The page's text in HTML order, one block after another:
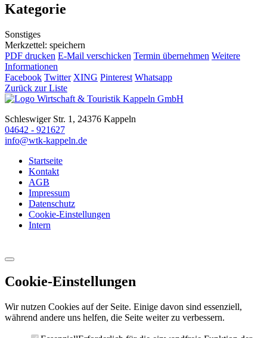
Kategorie
Sonstiges
Merkzettel: speichern
PDF drucken E-Mail verschicken Termin übernehmen Weitere
Informationen
Facebook Twitter XING Pinterest Whatsapp
Zurück zur Liste
Schleswiger Str. 1, 24376 Kappeln
04642 - 921627
info@wtk-kappeln.de
Startseite
Kontakt
AGB
Impressum
Datenschutz
Cookie-Einstellungen
Intern
Cookie-Einstellungen
Wir nutzen Cookies auf der Seite. Einige davon sind essenziell,
während andere uns helfen, die Seite weiter zu verbessern.